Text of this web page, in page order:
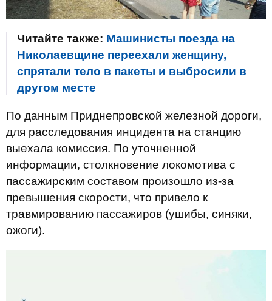
Читайте также: Машинисты поезда на
Николаевщине переехали женщину,
спрятали тело в пакеты и выбросили в
другом месте
По данным Приднепровской железной дороги,
для расследования инцидента на станцию
выехала комиссия. По уточненной
информации, столкновение локомотива с
пассажирским составом произошло из-за
превышения скорости, что привело к
травмированию пассажиров (ушибы, синяки,
ожоги).